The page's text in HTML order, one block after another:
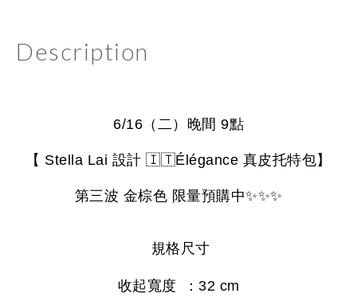
Description
6/16 （二）晚間 9點
【 Stella Lai 設計 🇮🇹Élégance 真皮托特包】
第三波 金棕色 限量預購中✨✨✨
規格尺寸
收起寬度 ： 32 cm